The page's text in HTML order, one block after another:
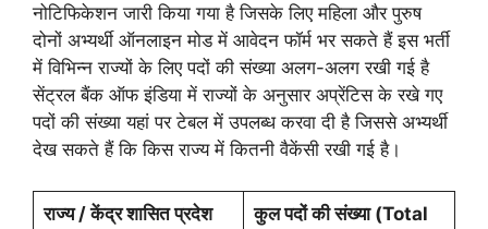
नोटिफिकेशन जारी किया गया है जिसके लिए महिला और पुरुष
दोनों अभ्यर्थी ऑनलाइन मोड में आवेदन फॉर्म भर सकते हैं इस भर्ती
में विभिन्न राज्यों के लिए पदों की संख्या अलग-अलग रखी गई है
सेंट्रल बैंक ऑफ इंडिया में राज्यों के अनुसार अप्रेंटिस के रखे गए
पदों की संख्या यहां पर टेबल में उपलब्ध करवा दी है जिससे अभ्यर्थी
देख सकते हैं कि किस राज्य में कितनी वैकेंसी रखी गई है।
राज्य / केंद्र शासित प्रदेश
कुल पदों की संख्या (Total